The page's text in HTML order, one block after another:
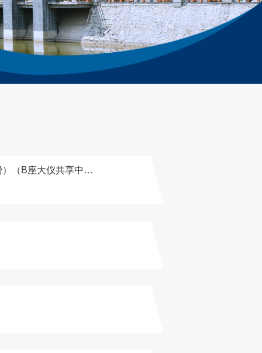
【公开招标】改善办学保障条件--AB栋实验室及配套保障设施设备购置项目（新竣工楼配套及开办费）（B座大仪共享中心设备设施部分）中标公告